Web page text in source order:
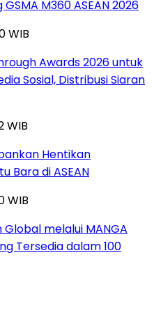
M360 ASEAN 2026
WIB
Awards 2026 untuk
Sosial, Distribusi Siaran
WIB
Hentikan
Bara di ASEAN
WIB
melalui MANGA
Tersedia dalam 100